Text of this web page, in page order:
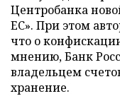
Центробанка
ЕС». При этом
что о
мнению, Банк
владельцем
хранение.